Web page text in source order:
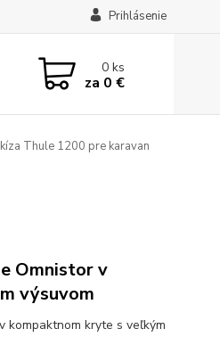
Prihlásenie
0ks
za 0 €
Thule 1200 pre karavan
Omnistor v
výsuvom
kompaktnom kryte s veľkým